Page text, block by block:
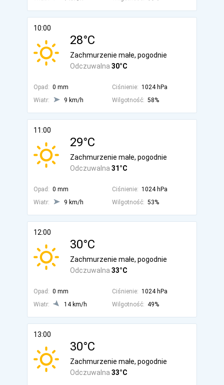
10:00
28°C
Odczuwalna 30°C
Zachmurzenie małe, pogodnie
Opad: 0 mm Ciśnienie: 1024 hPa
Wiatr:
9 km/h Wilgotność: 58%
11:00
29°C
Odczuwalna 31°C
Zachmurzenie małe, pogodnie
Opad: 0 mm Ciśnienie: 1024 hPa
Wiatr:
9 km/h Wilgotność: 53%
12:00
30°C
Odczuwalna 33°C
Zachmurzenie małe, pogodnie
Opad: 0 mm Ciśnienie: 1024 hPa
Wiatr:
14 km/h Wilgotność: 49%
13:00
30°C
Odczuwalna 33°C
Zachmurzenie małe, pogodnie